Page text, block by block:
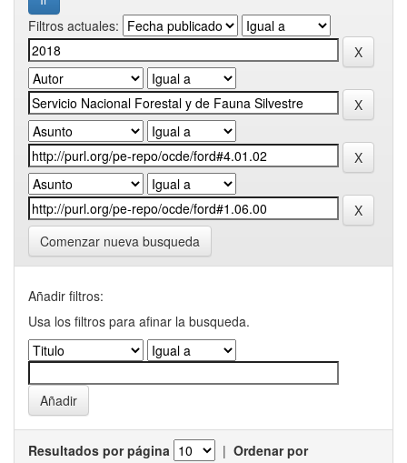
Filtros actuales:
Comenzar nueva busqueda
Añadir filtros:
Usa los filtros para afinar la busqueda.
Resultados por página | Ordenar por